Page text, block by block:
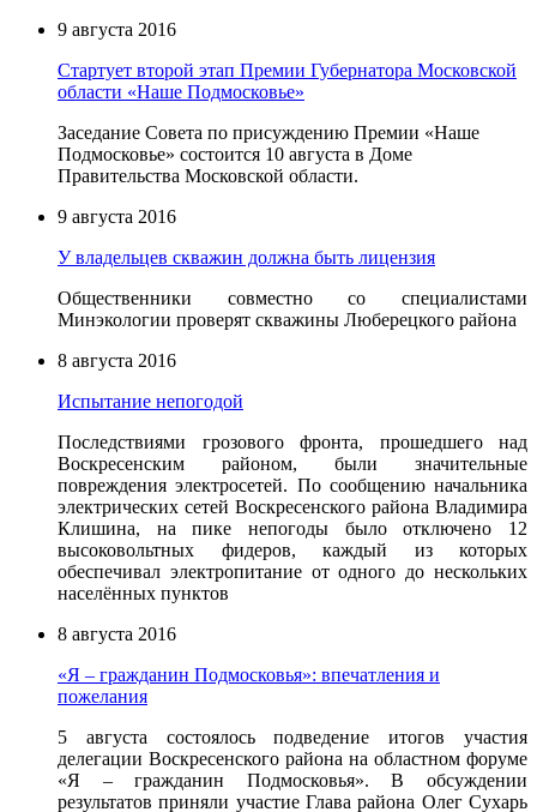
9 августа 2016
Стартует второй этап Премии Губернатора Московской
области «Наше Подмосковье»
Заседание Совета по присуждению Премии «Наше
Подмосковье» состоится 10 августа в Доме
Правительства Московской области.
9 августа 2016
У владельцев скважин должна быть лицензия
Общественники совместно со специалистами
Минэкологии проверят скважины Люберецкого района
8 августа 2016
Испытание непогодой
Последствиями грозового фронта, прошедшего над
Воскресенским районом, были значительные
повреждения электросетей. По сообщению начальника
электрических сетей Воскресенского района Владимира
Клишина, на пике непогоды было отключено 12
высоковольтных фидеров, каждый из которых
обеспечивал электропитание от одного до нескольких
населённых пунктов
8 августа 2016
«Я – гражданин Подмосковья»: впечатления и
пожелания
5 августа состоялось подведение итогов участия
делегации Воскресенского района на областном форуме
«Я – гражданин Подмосковья». В обсуждении
результатов приняли участие Глава района Олег Сухарь